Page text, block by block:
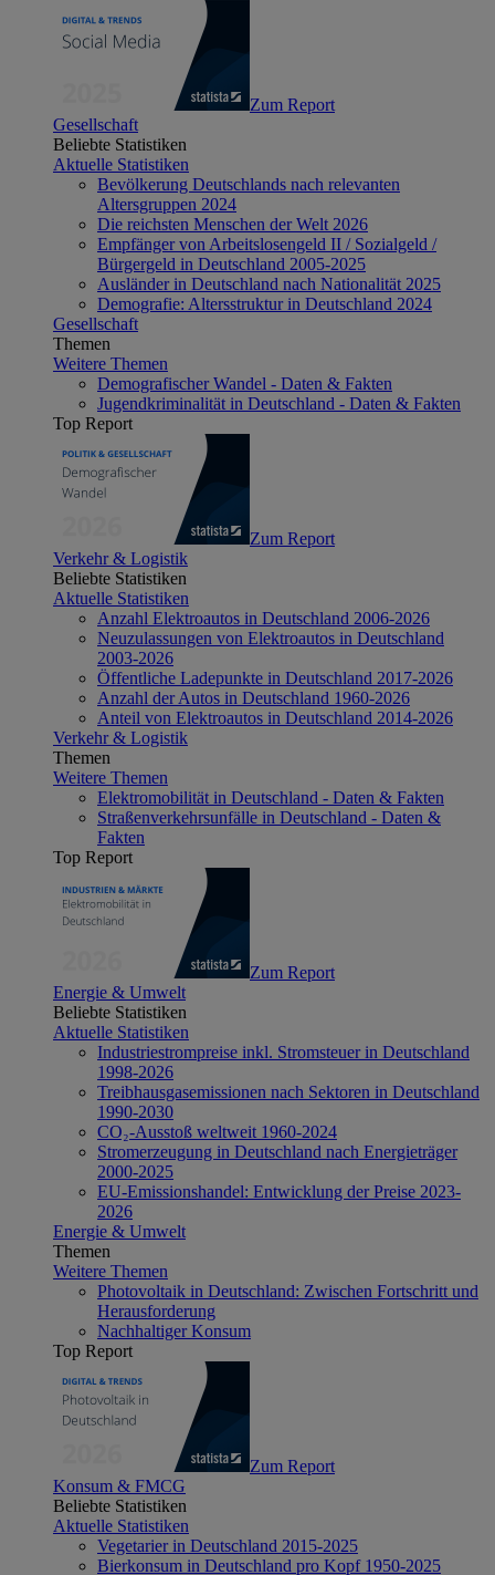
Zum Report
Gesellschaft
Beliebte Statistiken
Aktuelle Statistiken
Bevölkerung Deutschlands nach relevanten
Altersgruppen 2024
Die reichsten Menschen der Welt 2026
Empfänger von Arbeitslosengeld II / Sozialgeld /
Bürgergeld in Deutschland 2005-2025
Ausländer in Deutschland nach Nationalität 2025
Demografie: Altersstruktur in Deutschland 2024
Gesellschaft
Themen
Weitere Themen
Demografischer Wandel - Daten & Fakten
Jugendkriminalität in Deutschland - Daten & Fakten
Top Report
Zum Report
Verkehr & Logistik
Beliebte Statistiken
Aktuelle Statistiken
Anzahl Elektroautos in Deutschland 2006-2026
Neuzulassungen von Elektroautos in Deutschland
2003-2026
Öffentliche Ladepunkte in Deutschland 2017-2026
Anzahl der Autos in Deutschland 1960-2026
Anteil von Elektroautos in Deutschland 2014-2026
Verkehr & Logistik
Themen
Weitere Themen
Elektromobilität in Deutschland - Daten & Fakten
Straßenverkehrsunfälle in Deutschland - Daten &
Fakten
Top Report
Zum Report
Energie & Umwelt
Beliebte Statistiken
Aktuelle Statistiken
Industriestrompreise inkl. Stromsteuer in Deutschland
1998-2026
Treibhausgasemissionen nach Sektoren in Deutschland
1990-2030
CO₂-Ausstoß weltweit 1960-2024
Stromerzeugung in Deutschland nach Energieträger
2000-2025
EU-Emissionshandel: Entwicklung der Preise 2023-
2026
Energie & Umwelt
Themen
Weitere Themen
Photovoltaik in Deutschland: Zwischen Fortschritt und
Herausforderung
Nachhaltiger Konsum
Top Report
Zum Report
Konsum & FMCG
Beliebte Statistiken
Aktuelle Statistiken
Vegetarier in Deutschland 2015-2025
Bierkonsum in Deutschland pro Kopf 1950-2025